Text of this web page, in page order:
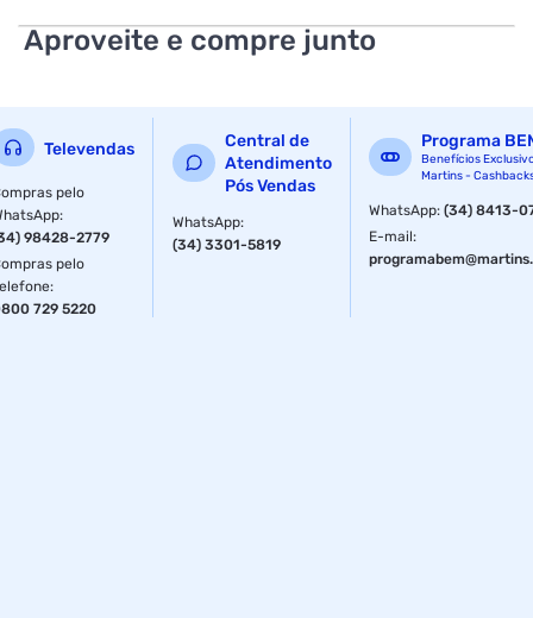
Peso 400 g
Aproveite e compre junto
Televendas
pelo
:
98428-2779
pelo
:
729 5220
Central de
Atendimento
Pós Vendas
WhatsApp:
(34) 3301-5819
Programa
Benefícios
Martins -
WhatsApp:(34) 8413-
E-mail: